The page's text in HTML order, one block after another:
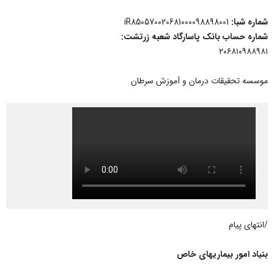
شماره شبا:
شماره حساب بانک پاسارگاد شعبه زرتشت:
۲۰۶۸۱۰۹۸۸۹۸۱
موسسه تحقیقات درمان و آموزش سرطان
/انتهای پیام
بنیاد امور بیماریهای خاص